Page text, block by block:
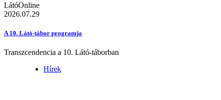
LátóOnline
2026.07.29
A 10. Látó-tábor programja
Transzcendencia a 10. Látó-táborban
Hírek